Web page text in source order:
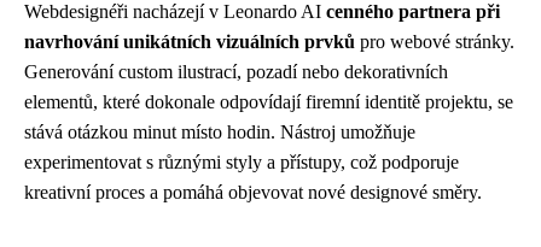
Webdesignéři nacházejí v Leonardo AI cenného partnera při
navrhování unikátních vizuálních prvků pro webové stránky.
Generování custom ilustrací, pozadí nebo dekorativních
elementů, které dokonale odpovídají firemní identitě projektu, se
stává otázkou minut místo hodin. Nástroj umožňuje
experimentovat s různými styly a přístupy, což podporuje
kreativní proces a pomáhá objevovat nové designové směry.